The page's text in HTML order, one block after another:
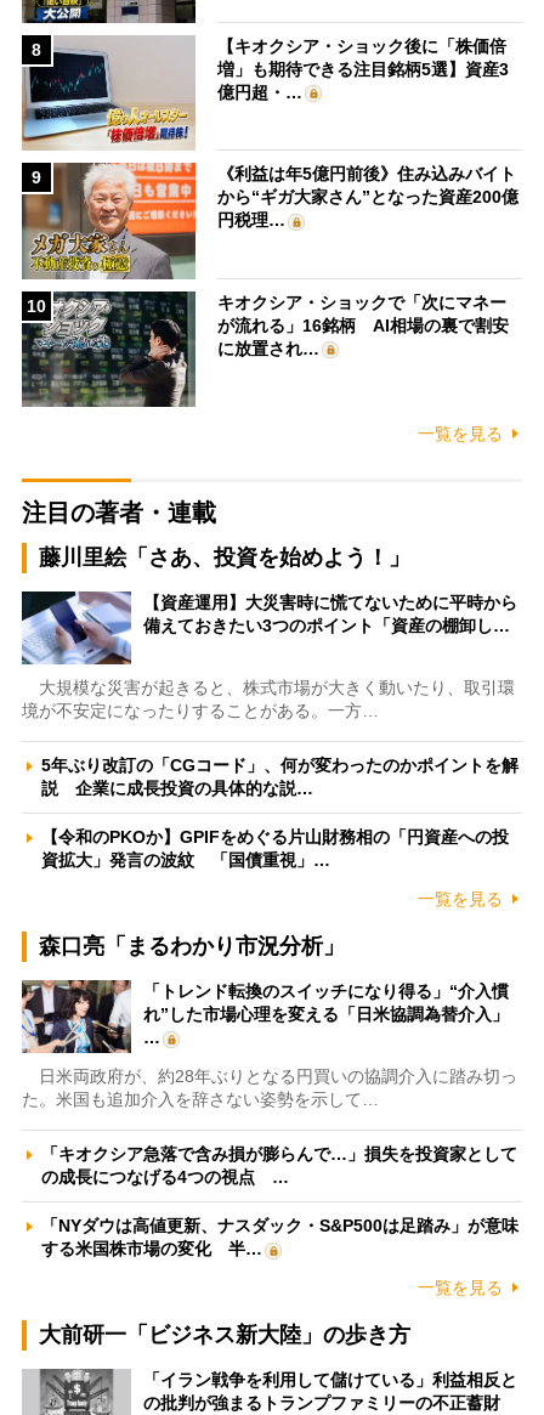
8
【キオクシア・ショック後に「株価倍
増」も期待できる注目銘柄5選】資産3
億円超・…
9
《利益は年5億円前後》住み込みバイト
から“ギガ大家さん”となった資産200億
円税理…
10
キオクシア・ショックで「次にマネー
が流れる」16銘柄 AI相場の裏で割安
に放置され…
一覧を見る
注目の著者・連載
藤川里絵「さあ、投資を始めよう！」
【資産運用】大災害時に慌てないために平時から
備えておきたい3つのポイント「資産の棚卸し…
大規模な災害が起きると、株式市場が大きく動いたり、取引環
境が不安定になったりすることがある。一方…
5年ぶり改訂の「CGコード」、何が変わったのかポイントを解
説 企業に成長投資の具体的な説…
【令和のPKOか】GPIFをめぐる片山財務相の「円資産への投
資拡大」発言の波紋 「国債重視」…
一覧を見る
森口亮「まるわかり市況分析」
「トレンド転換のスイッチになり得る」“介入慣
れ”した市場心理を変える「日米協調為替介入」
…
日米両政府が、約28年ぶりとなる円買いの協調介入に踏み切っ
た。米国も追加介入を辞さない姿勢を示して…
「キオクシア急落で含み損が膨らんで…」損失を投資家として
の成長につなげる4つの視点 …
「NYダウは高値更新、ナスダック・S&P500は足踏み」が意味
する米国株市場の変化 半…
一覧を見る
大前研一「ビジネス新大陸」の歩き方
「イラン戦争を利用して儲けている」利益相反と
の批判が強まるトランプファミリーの不正蓄財